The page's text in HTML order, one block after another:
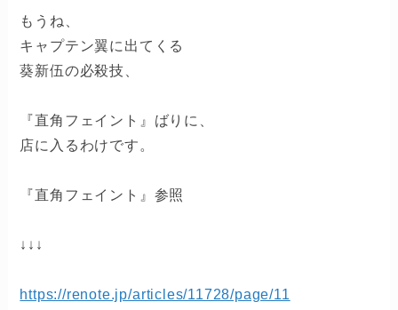
もうね、
キャプテン翼に出てくる
葵新伍の必殺技、
『直角フェイント』ばりに、
店に入るわけです。
『直角フェイント』参照
↓↓↓
https://renote.jp/articles/11728/page/11